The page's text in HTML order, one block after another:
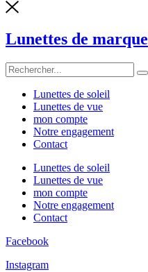
Lunettes de marque
Lunettes de soleil
Lunettes de vue
mon compte
Notre engagement
Contact
Lunettes de soleil
Lunettes de vue
mon compte
Notre engagement
Contact
Facebook
Instagram